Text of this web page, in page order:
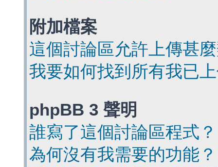
附加檔案
這個討論區允許上傳甚
我要如何找到所有我已
phpBB 3 聲明
誰寫了這個討論區程式？
為何沒有我需要的功能？